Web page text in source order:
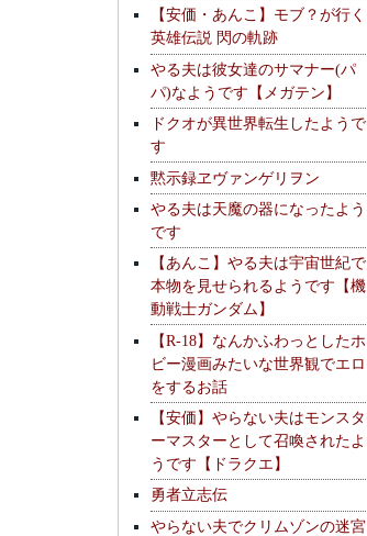
【安価・あんこ】モブ？が行く
英雄伝説 閃の軌跡
やる夫は彼女達のサマナー(パ
パ)なようです【メガテン】
ドクオが異世界転生したようで
す
黙示録ヱヴァンゲリヲン
やる夫は天魔の器になったよう
です
【あんこ】やる夫は宇宙世紀で
本物を見せられるようです【機
動戦士ガンダム】
【R-18】なんかふわっとしたホ
ビー漫画みたいな世界観でエロ
をするお話
【安価】やらない夫はモンスタ
ーマスターとして召喚されたよ
うです【ドラクエ】
勇者立志伝
やらない夫でクリムゾンの迷宮